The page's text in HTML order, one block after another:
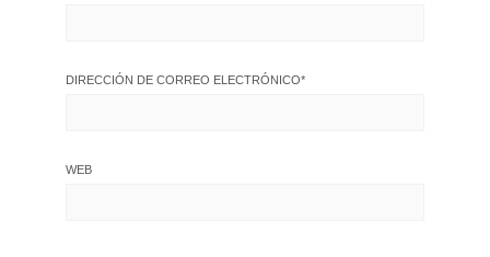
DIRECCIÓN DE CORREO ELECTRÓNICO*
WEB